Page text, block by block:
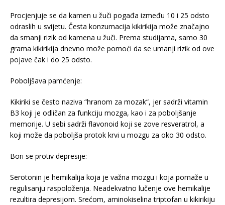
Procjenjuje se da kamen u žuči pogađa između 10 i 25 odsto
odraslih u svijetu. Česta konzumacija kikirikija može značajno
da smanji rizik od kamena u žuči. Prema studijama, samo 30
grama kikirikija dnevno može pomoći da se umanji rizik od ove
pojave čak i do 25 odsto.
Poboljšava pamćenje:
Kikiriki se često naziva “hranom za mozak“, jer sadrži vitamin
B3 koji je odličan za funkciju mozga, kao i za poboljšanje
memorije. U sebi sadrži flavonoid koji se zove resveratrol, a
koji može da poboljša protok krvi u mozgu za oko 30 odsto.
Bori se protiv depresije:
Serotonin je hemikalija koja je važna mozgu i koja pomaže u
regulisanju raspoloženja. Neadekvatno lučenje ove hemikalije
rezultira depresijom. Srećom, aminokiselina triptofan u kikirikiju